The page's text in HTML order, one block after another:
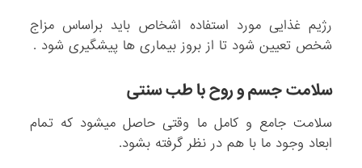
رژیم غذایی مورد استفاده اشخاص باید براساس مزاج
شخص تعیین شود تا از بروز بیماری ها پیشگیری شود .
سلامت جسم و روح با طب سنتی
سلامت جامع و کامل ما وقتی حاصل میشود که تمام
ابعاد وجود ما با هم در نظر گرفته بشود.